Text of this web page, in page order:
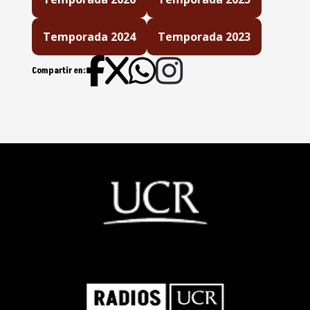
vulneran los derechos humanos?
30/07/26
Sector audiovisual exige
reglamentación de Ley de Cine
estadounidense que pone en la
¿Está Costa Rica dejando de ser
una excepción en libertad de
prensa? 24/07/26
23/07/26
Temporada 2024 Temporada 2023
Compartir en: